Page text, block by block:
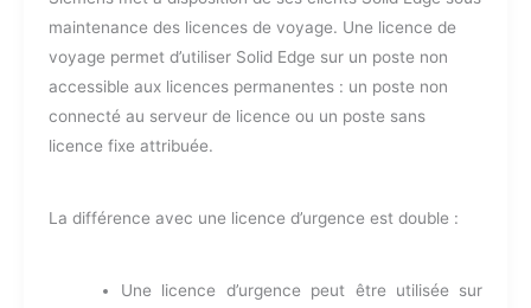
maintenance des licences de voyage. Une licence de
voyage permet d’utiliser Solid Edge sur un poste non
accessible aux licences permanentes : un poste non
connecté au serveur de licence ou un poste sans
licence fixe attribuée.
La différence avec une licence d’urgence est double :
Une licence d’urgence peut être utilisée sur